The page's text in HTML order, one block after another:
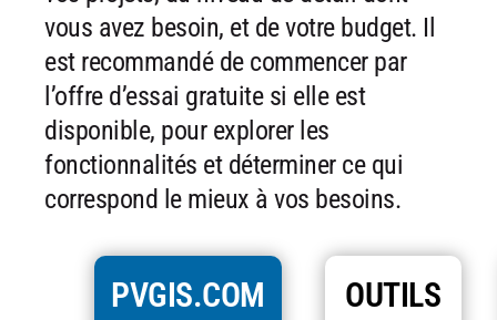
vous avez besoin, et de votre budget. Il
est recommandé de commencer par
l’offre d’essai gratuite si elle est
disponible, pour explorer les
fonctionnalités et déterminer ce qui
correspond le mieux à vos besoins.
PVGIS.COM
OUTILS